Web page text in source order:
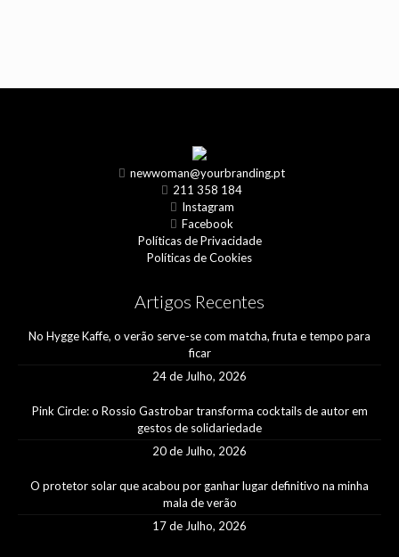
newwoman@yourbranding.pt
211 358 184
Instagram
Facebook
Políticas de Privacidade
Políticas de Cookies
Artigos Recentes
No Hygge Kaffe, o verão serve-se com matcha, fruta e tempo para
ficar
24 de Julho, 2026
Pink Circle: o Rossio Gastrobar transforma cocktails de autor em
gestos de solidariedade
20 de Julho, 2026
O protetor solar que acabou por ganhar lugar definitivo na minha
mala de verão
17 de Julho, 2026